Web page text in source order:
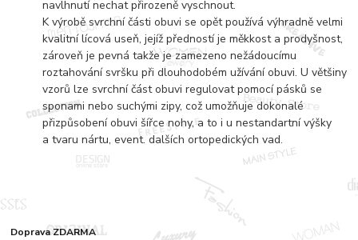
Doprava ZDARMA
navlhnutí nechat přirozeně vyschnout.
K výrobě svrchní části obuvi se opět používá výhradně velmi
kvalitní lícová useň, jejíž předností je měkkost a prodyšnost,
zároveň je pevná takže je zamezeno nežádoucímu
roztahování svršku při dlouhodobém užívání obuvi. U většiny
vzorů lze svrchní část obuvi regulovat pomocí pásků se
sponami nebo suchými zipy, což umožňuje dokonalé
přizpůsobení obuvi šířce nohy, a to i u nestandartní výšky
a tvaru nártu, event. dalších ortopedických vad.